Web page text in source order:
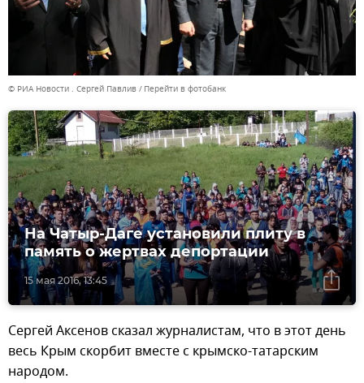
© РИА Новости . Сергей Павлив Перейти в фотобанк
15 мая 2016, 13:45
На Чатыр-Даге установили плиту в
память о жертвах депортации
Сергей Аксенов сказал журналистам, что в этот день
весь Крым скорбит вместе с крымско-татарским
народом.